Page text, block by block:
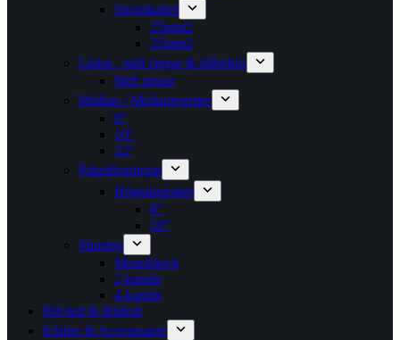
Strömkabel
25mm2
35mm2
Lådor , mdf ringar & tillbehör
Mdf ringar
Midbas / Mellanregister
8″
10″
12″
Paketlösningar
Högtalarpaket
8″
10″
Slutsteg
Monoblock
2-kanals
4-kanals
Bilvård & Bildoft
Kläder & Accessoarer